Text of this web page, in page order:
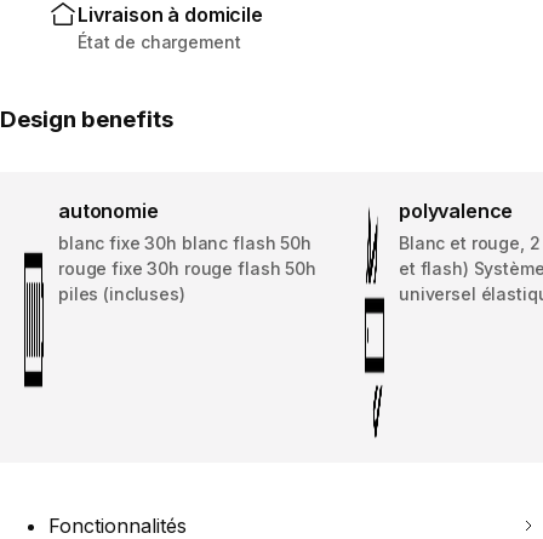
Livraison à domicile
État de chargement
Design benefits
autonomie
blanc fixe 30h blanc flash 50h
rouge fixe 30h rouge flash 50h
piles (incluses)
polyvalence
Blanc et rouge,
et flash)
universel
Fonctionnalités